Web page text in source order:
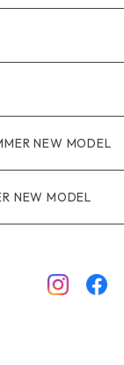
ー
NEW MODEL
NEW MODEL